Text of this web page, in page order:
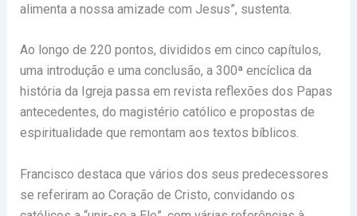
alimenta a nossa amizade com Jesus”, sustenta.
Ao longo de 220 pontos, divididos em cinco capítulos,
uma introdução e uma conclusão, a 300ª encíclica da
história da Igreja passa em revista reflexões dos Papas
antecedentes, do magistério católico e propostas de
espiritualidade que remontam aos textos bíblicos.
Francisco destaca que vários dos seus predecessores
se referiram ao Coração de Cristo, convidando os